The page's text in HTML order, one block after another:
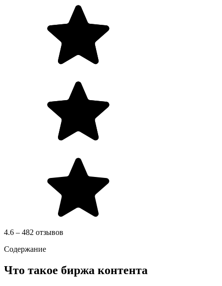
4.6 – 482 отзывов
Содержание
Что такое биржа контента